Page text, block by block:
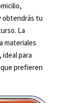
obtendrás tu
La
materiales
para
prefieren